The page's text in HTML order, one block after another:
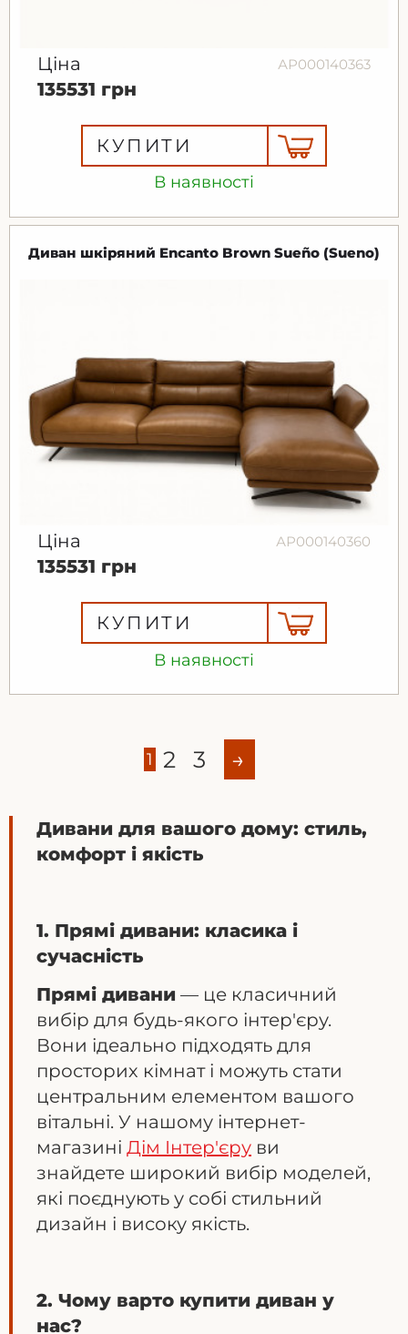
В наявності
Ціна АР000140363
135531 грн
КУПИТИ
В наявності
Диван шкіряний Encanto Brown Sueño (Sueno)
Ціна АР000140360
135531 грн
КУПИТИ
1 2 3 →
Дивани для вашого дому: стиль,
комфорт і якість
1. Прямі дивани: класика і
сучасність
Прямі дивани — це класичний
вибір для будь-якого інтер'єру.
Вони ідеально підходять для
просторих кімнат і можуть стати
центральним елементом вашого
вітальні. У нашому інтернет-
магазині Дім Інтер'єру ви
знайдете широкий вибір моделей,
які поєднують у собі стильний
дизайн і високу якість.
2. Чому варто купити диван у
нас?